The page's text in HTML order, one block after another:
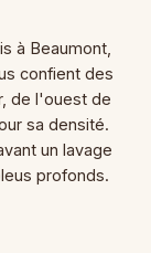
à Beaumont,
confient des
de l'ouest de
sa densité.
un lavage
profonds.